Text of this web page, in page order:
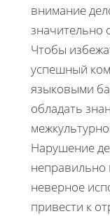
внимание
значительно
Чтобы
успешный
языковыми
обладать
Нарушение
неверное
привести к